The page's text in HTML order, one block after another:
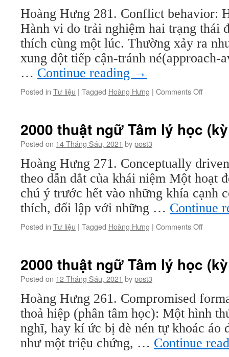
(kỳ
29)
Hoàng Hưng 281. Conflict behavior:
Hành vi do trải nghiệm hai trạng thái
thích cùng một lúc. Thường xảy ra
xung đột tiếp cận-tránh
… Continue reading →
Posted in Tư liệu | Tagged Hoàng Hưng | Comments Offon
Tâm
(kỳ
2000 thuật ngữ Tâm lý học
Posted on 14 Tháng Sáu, 2021 bypost3
Hoàng Hưng 271. Conceptually
theo dẫn dắt của khái niệm Một hoạt
chú ý trước hết vào những khía cạnh
thích, đối lập với những … Continue
Posted in Tư liệu | Tagged Hoàng Hưng | Comments Offon
Tâm
(kỳ
27)
2000 thuật ngữ Tâm lý học
Posted on 12 Tháng Sáu, 2021 bypost3
Hoàng Hưng 261. Compromised
thoả hiệp (phân tâm học): Một hình
nghĩ, hay kí ức bị đè nén tự khoác áo
như một triệu chứng, … Continue